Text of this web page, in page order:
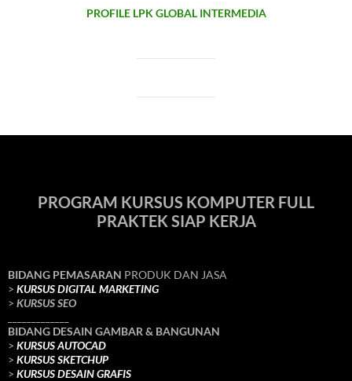
PROFILE LPK GLOBAL INTERMEDIA
PROGRAM KURSUS KOMPUTER FULL
PRAKTEK SIAP KERJA
BIDANG PEMASARAN PRODUK DAN JASA
> KURSUS DIGITAL MARKETING
> KURSUS SEO
BIDANG DESAIN GAMBAR & BANGUNAN
> KURSUS AUTOCAD
> KURSUS SKETCHUP
> KURSUS DESAIN GRAFIS